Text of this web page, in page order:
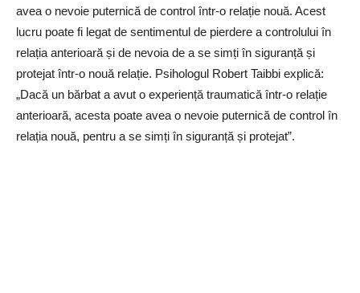
avea o nevoie puternică de control într-o relație nouă. Acest
lucru poate fi legat de sentimentul de pierdere a controlului în
relația anterioară și de nevoia de a se simți în siguranță și
protejat într-o nouă relație. Psihologul Robert Taibbi explică:
„Dacă un bărbat a avut o experiență traumatică într-o relație
anterioară, acesta poate avea o nevoie puternică de control în
relația nouă, pentru a se simți în siguranță și protejat”.